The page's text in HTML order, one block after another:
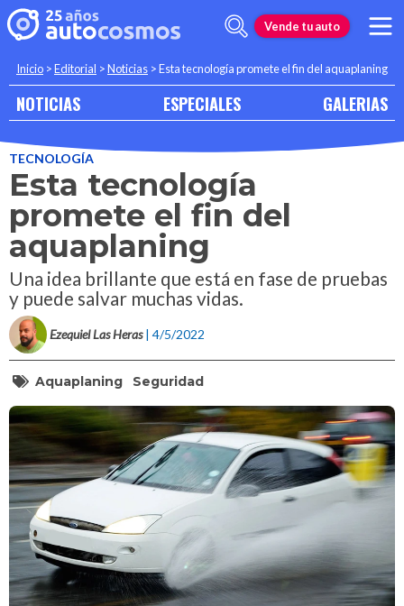
Vende tu auto
Inicio >Editorial >Noticias >Esta tecnología promete el fin del aquaplaning
NOTICIAS ESPECIALES GALERIAS
TECNOLOGÍA
Esta tecnología
promete el fin del
aquaplaning
Una idea brillante que está en fase de pruebas
y puede salvar muchas vidas.
Ezequiel Las Heras | 4/5/2022
Aquaplaning Seguridad